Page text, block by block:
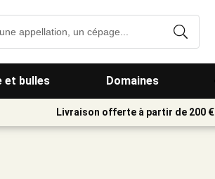
et bulles Domaines
Livraison offerte à partir de 200 €